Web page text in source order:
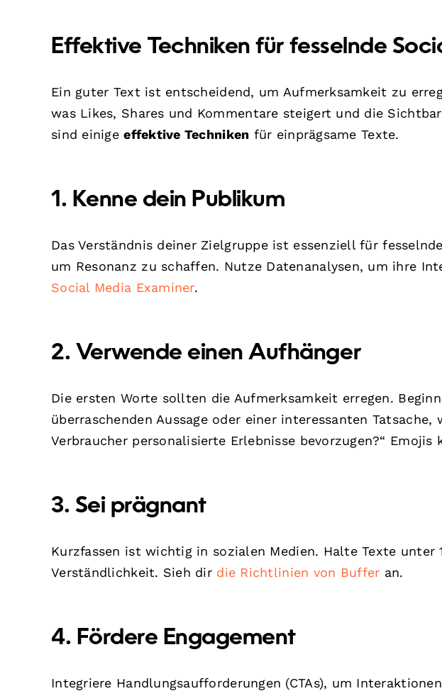
Effektive Techniken für fesselnde
Ein guter Text ist entscheidend, um Aufmerksamkeit zu
was Likes, Shares und Kommentare steigert und die
sind einigeeffektive Techniken für einprägsame Texte.
1. Kenne dein Publikum
Das Verständnis deiner Zielgruppe ist essenziell für
um Resonanz zu schaffen. Nutze Datenanalysen, um ihre
Social Media Examiner.
2. Verwende einen Aufhänger
Die ersten Worte sollten die Aufmerksamkeit erregen.
überraschenden Aussage oder einer interessanten Tatsache,
Verbraucher personalisierte Erlebnisse bevorzugen?“
3. Sei prägnant
Kurzfassen ist wichtig in sozialen Medien. Halte Texte unter
Verständlichkeit. Sieh dir die Richtlinien von Buffer an.
4. Fördere Engagement
Integriere Handlungsaufforderungen (CTAs), um